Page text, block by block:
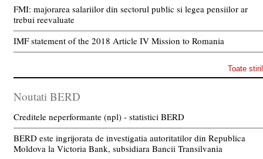
FMI: majorarea salariilor din sectorul public si legea pensiilor ar
trebui reevaluate
IMF statement of the 2018 Article IV Mission to Romania
Toate
Noutati BERD
Creditele neperformante (npl) - statistici BERD
BERD este ingrijorata de investigatia autoritatilor din Republica
Moldova la Victoria Bank, subsidiara Bancii Transilvania